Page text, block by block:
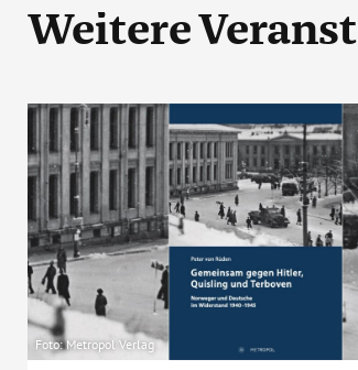
Weitere
Foto: Metropol Verlag